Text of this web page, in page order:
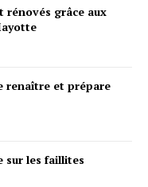
grâce aux
renaître et prépare
sur les faillites